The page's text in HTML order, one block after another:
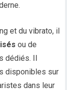
et du vibrato, il
ou de
dédiés. Il
disponibles sur
dans leur